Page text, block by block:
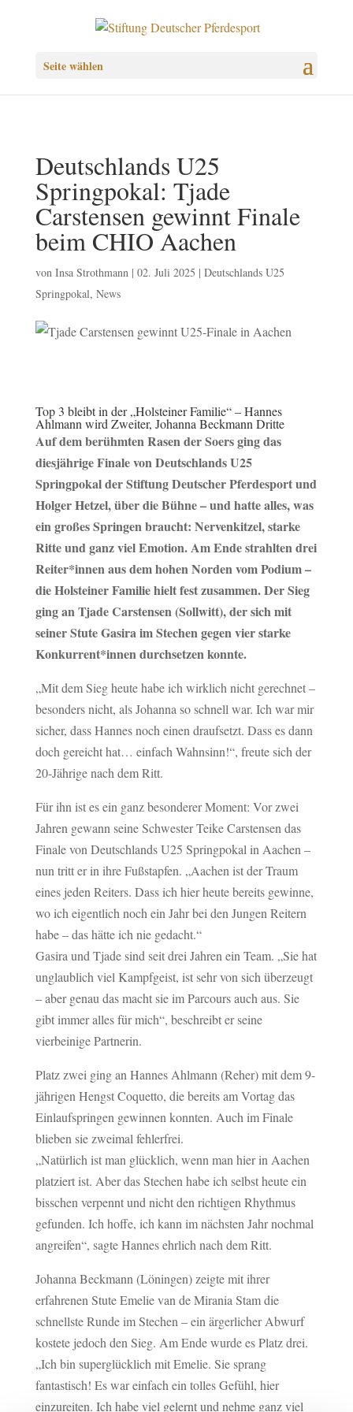
Seite wählen
Deutschlands U25
Springpokal: Tjade
Carstensen gewinnt Finale
beim CHIO Aachen
von Insa Strothmann| 02. Juli 2025 | Deutschlands U25
Springpokal, News
Top 3 bleibt in der „Holsteiner Familie“ – Hannes
Ahlmann wird Zweiter, Johanna Beckmann Dritte
Auf dem berühmten Rasen der Soers ging das
diesjährige Finale von Deutschlands U25
Springpokal der Stiftung Deutscher Pferdesport und
Holger Hetzel, über die Bühne – und hatte alles, was
ein großes Springen braucht: Nervenkitzel, starke
Ritte und ganz viel Emotion. Am Ende strahlten drei
Reiter*innen aus dem hohen Norden vom Podium –
die Holsteiner Familie hielt fest zusammen. Der Sieg
ging an Tjade Carstensen (Sollwitt), der sich mit
seiner Stute Gasira im Stechen gegen vier starke
Konkurrent*innen durchsetzen konnte.
„Mit dem Sieg heute habe ich wirklich nicht gerechnet –
besonders nicht, als Johanna so schnell war. Ich war mir
sicher, dass Hannes noch einen draufsetzt. Dass es dann
doch gereicht hat… einfach Wahnsinn!“, freute sich der
20-Jährige nach dem Ritt.
Für ihn ist es ein ganz besonderer Moment: Vor zwei
Jahren gewann seine Schwester Teike Carstensen das
Finale von Deutschlands U25 Springpokal in Aachen –
nun tritt er in ihre Fußstapfen. „Aachen ist der Traum
eines jeden Reiters. Dass ich hier heute bereits gewinne,
wo ich eigentlich noch ein Jahr bei den Jungen Reitern
habe – das hätte ich nie gedacht.“
Gasira und Tjade sind seit drei Jahren ein Team. „Sie hat
unglaublich viel Kampfgeist, ist sehr von sich überzeugt
– aber genau das macht sie im Parcours auch aus. Sie
gibt immer alles für mich“, beschreibt er seine
vierbeinige Partnerin.
Platz zwei ging an Hannes Ahlmann (Reher) mit dem 9-
jährigen Hengst Coquetto, die bereits am Vortag das
Einlaufspringen gewinnen konnten. Auch im Finale
blieben sie zweimal fehlerfrei.
„Natürlich ist man glücklich, wenn man hier in Aachen
platziert ist. Aber das Stechen habe ich selbst heute ein
bisschen verpennt und nicht den richtigen Rhythmus
gefunden. Ich hoffe, ich kann im nächsten Jahr nochmal
angreifen“, sagte Hannes ehrlich nach dem Ritt.
Johanna Beckmann (Löningen) zeigte mit ihrer
erfahrenen Stute Emelie van de Mirania Stam die
schnellste Runde im Stechen – ein ärgerlicher Abwurf
kostete jedoch den Sieg. Am Ende wurde es Platz drei.
„Ich bin superglücklich mit Emelie. Sie sprang
fantastisch! Es war einfach ein tolles Gefühl, hier
einzureiten. Ich habe viel gelernt und nehme ganz viel